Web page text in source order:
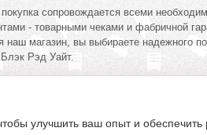
сопровождается всеми
- товарными чеками и фабричной
наш магазин, вы выбираете надежного
Рэд Уайт.
улучшить ваш опыт и